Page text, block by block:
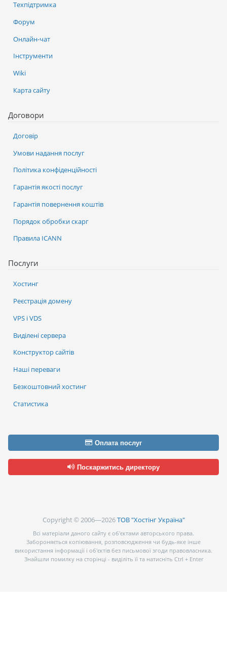
Послуги
Хостинг
Реєстрація домену
VPS і VDS
Виділені сервера
Конструктор сайтів
Наші переваги
Безкоштовний хостинг
Статистика
Техпідтримка
Форум
Онлайн-чат
Інструменти
Wiki
Карта сайту
Договори
Договір
Умови надання послуг
Політика конфіденційності
Гарантія якості послуг
Гарантія повернення коштів
Порядок обробки скарг
Правила ICANN
Оплата послуг
Поскаржитись директору
Copyright © 2006—2026ТОВ "Хостінг Україна"
Всі матеріали даного сайту є об’єктами авторського права.
Забороняється копіювання, розповсюдження чи будь-яке інше
використання інформації і об’єктів без письмової згоди правовласника.
Знайшли помилку на сторінці - виділіть її та натисніть Ctrl + Enter